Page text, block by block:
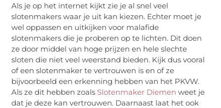
Als je op het internet kijkt zie je al snel veel
slotenmakers waar je uit kan kiezen. Echter moet je
wel oppassen en uitkijken voor malafide
slotenmakers die je proberen op te lichten. Dit doen
ze door middel van hoge prijzen en hele slechte
sloten die niet veel weerstand bieden. Kijk dus vooral
of een slotenmaker te vertrouwen is en of ze
bijvoorbeeld een erkenning hebben van het PKVW.
Als ze dit hebben zoals Slotenmaker Diemen weet je
dat je deze kan vertrouwen. Daarnaast laat het ook